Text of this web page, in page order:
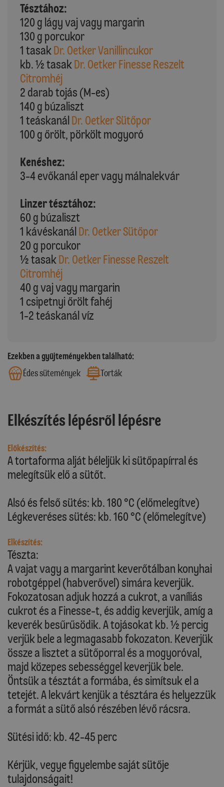
Tésztához:
120 g lágy vaj vagy margarin
130 g porcukor
1 tasak Dr. Oetker Vanillincukor
kb. ½ tasak Dr. Oetker Finesse Reszelt
Citromhéj
2 darab tojás (M-es)
140 g búzaliszt
1 teáskanálDr. Oetker Sütőpor
100 g őrölt, pörkölt mogyoró
Kenéshez:
3-4 evőkanál eper vagy málnalekvár
Linzer tésztához:
60 g búzaliszt
1 kávéskanálDr. Oetker Sütőpor
20 g porcukor
½ tasak Dr. Oetker Finesse Reszelt
Citromhéj
40 g vaj vagy margarin
1 csipetnyi őrölt fahéj
1-2 teáskanál víz
Ezekben a gyűjteményekben található:
Édes sütemények
Torták
Elkészítés lépésről lépésre
Előkészítés:
A tortaforma alját béleljük ki sütőpapírral és
melegítsük elő a sütőt.
Alsó és felső sütés: kb. 180 °C (előmelegítve)
Légkeveréses sütés: kb. 160 °C (előmelegítve)
Elkészítés:
Tészta:
A vajat vagy a margarint keverőtálban konyhai
robotgéppel (habverővel) simára keverjük.
Fokozatosan adjuk hozzá a cukrot, a vaníliás
cukrot és a Finesse-t, és addig keverjük, amíg a
keverék besűrűsödik. A tojásokat kb. ½ percig
verjük bele a legmagasabb fokozaton. Keverjük
össze a lisztet a sütőporral és a mogyoróval,
majd közepes sebességgel keverjük bele.
Öntsük a tésztát a formába, és simítsuk el a
tetejét. A lekvárt kenjük a tésztára és helyezzük
a formát a sütő alsó részében lévő rácsra.
Sütési idő: kb. 42-45 perc
Kérjük, vegye figyelembe saját sütője
tulajdonságait!